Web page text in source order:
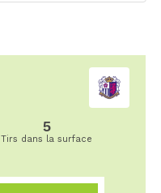
5
Tirs dans la surface